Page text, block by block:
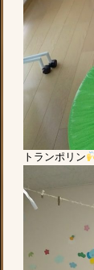
トランポリン